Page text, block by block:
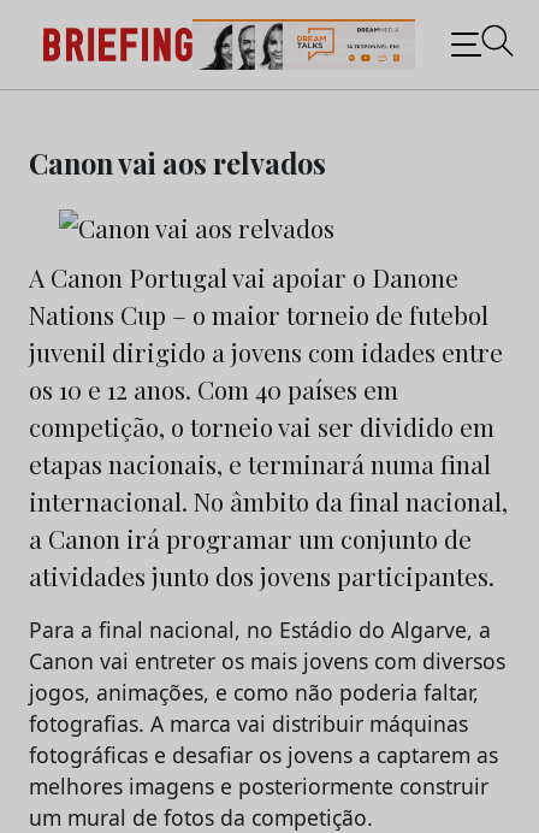
content
Briefing: Todas as notícias sobre os negócios do
Marketing e da Publicidade
Canon vai aos relvados
A Canon Portugal vai apoiar o Danone
Nations Cup – o maior torneio de futebol
juvenil dirigido a jovens com idades entre
os 10 e 12 anos. Com 40 países em
competição, o torneio vai ser dividido em
etapas nacionais, e terminará numa final
internacional. No âmbito da final nacional,
a Canon irá programar um conjunto de
atividades junto dos jovens participantes.
Para a final nacional, no Estádio do Algarve, a
Canon vai entreter os mais jovens com diversos
jogos, animações, e como não poderia faltar,
fotografias. A marca vai distribuir máquinas
fotográficas e desafiar os jovens a captarem as
melhores imagens e posteriormente construir
um mural de fotos da competição.